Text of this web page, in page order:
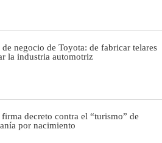
negocio de Toyota: de fabricar telares
la industria automotriz
decreto contra el “turismo” de
por nacimiento